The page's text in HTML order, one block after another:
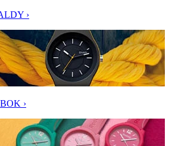
›
›